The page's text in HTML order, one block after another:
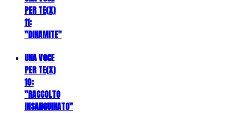
PER TE(X)
11:
"DINAMITE"
UNA VOCE
PER TE(X)
10:
"RACCOLTO
INSANGUINATO"